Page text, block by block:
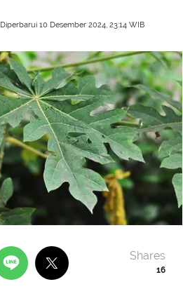
Diperbarui 10 Desember 2024, 23:14 WIB
16
Shares